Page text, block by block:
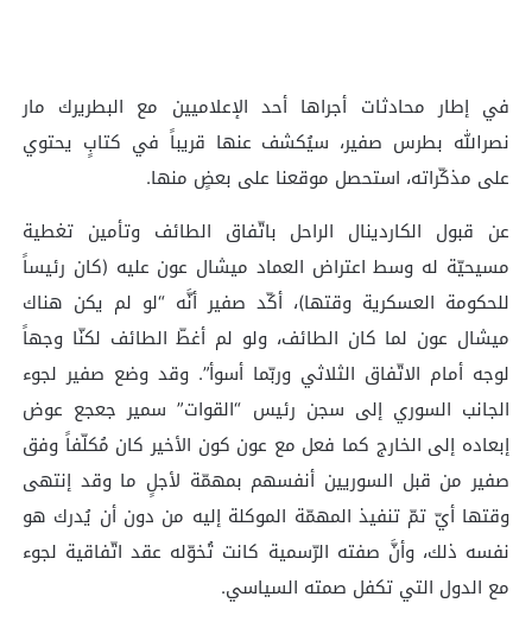
في إطار محادثات أجراها أحد الإعلاميين مع البطريرك مار
نصرالله بطرس صفير، سيُكشف عنها قريباً في كتابٍ يحتوي
على مذكّراته، استحصل موقعنا على بعضٍ منها.
عن قبول الكاردينال الراحل باتّفاق الطائف وتأمين تغطية
مسيحيّة له وسط اعتراض العماد ميشال عون عليه (كان رئيساً
للحكومة العسكرية وقتها)، أكّد صفير أنَّه “لو لم يكن هناك
ميشال عون لما كان الطائف، ولو لم أغطّ الطائف لكنّا وجهاً
لوجه أمام الاتّفاق الثلاثي وربّما أسوأ”. وقد وضع صفير لجوء
الجانب السوري إلى سجن رئيس “القوات” سمير جعجع عوض
إبعاده إلى الخارج كما فعل مع عون كون الأخير كان مُكلّفاً وفق
صفير من قبل السوريين أنفسهم بمهمّة لأجلٍ ما وقد إنتهى
وقتها أيّ تمّ تنفيذ المهمّة الموكلة إليه من دون أن يُدرك هو
نفسه ذلك، وأنَّ صفته الرّسمية كانت تُخوّله عقد اتّفاقية لجوء
مع الدول التي تكفل صمته السياسي.